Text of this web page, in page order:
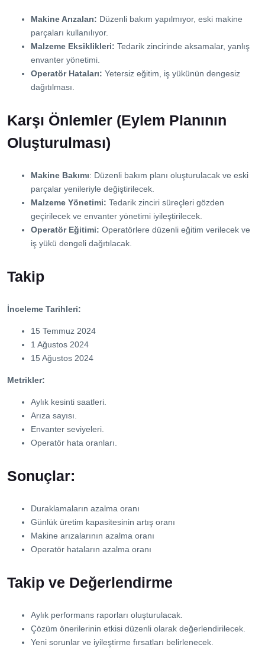
Makine Arızaları: Düzenli bakım yapılmıyor, eski makine
parçaları kullanılıyor.
Malzeme Eksiklikleri: Tedarik zincirinde aksamalar, yanlış
envanter yönetimi.
Operatör Hataları: Yetersiz eğitim, iş yükünün dengesiz
dağıtılması.
Karşı Önlemler (Eylem Planının
Oluşturulması)
Makine Bakımı: Düzenli bakım planı oluşturulacak ve eski
parçalar yenileriyle değiştirilecek.
Malzeme Yönetimi: Tedarik zinciri süreçleri gözden
geçirilecek ve envanter yönetimi iyileştirilecek.
Operatör Eğitimi: Operatörlere düzenli eğitim verilecek ve
iş yükü dengeli dağıtılacak.
Takip
İnceleme Tarihleri:
15 Temmuz 2024
1 Ağustos 2024
15 Ağustos 2024
Metrikler:
Aylık kesinti saatleri.
Arıza sayısı.
Envanter seviyeleri.
Operatör hata oranları.
Sonuçlar:
Duraklamaların azalma oranı
Günlük üretim kapasitesinin artış oranı
Makine arızalarının azalma oranı
Operatör hataların azalma oranı
Takip ve Değerlendirme
Aylık performans raporları oluşturulacak.
Çözüm önerilerinin etkisi düzenli olarak değerlendirilecek.
Yeni sorunlar ve iyileştirme fırsatları belirlenecek.